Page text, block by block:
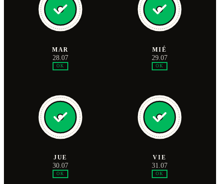
MAR
28.07
OK
MIÉ
29.07
OK
JUE
30.07
OK
VIE
31.07
OK